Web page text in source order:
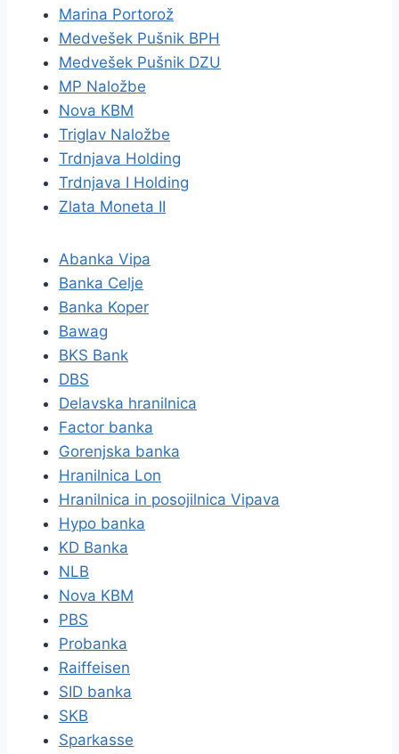
Marina Portorož
Medvešek Pušnik BPH
Medvešek Pušnik DZU
MP Naložbe
Nova KBM
Triglav Naložbe
Trdnjava Holding
Trdnjava I Holding
Zlata Moneta II
Abanka Vipa
Banka Celje
Banka Koper
Bawag
BKS Bank
DBS
Delavska hranilnica
Factor banka
Gorenjska banka
Hranilnica Lon
Hranilnica in posojilnica Vipava
Hypo banka
KD Banka
NLB
Nova KBM
PBS
Probanka
Raiffeisen
SID banka
SKB
Sparkasse